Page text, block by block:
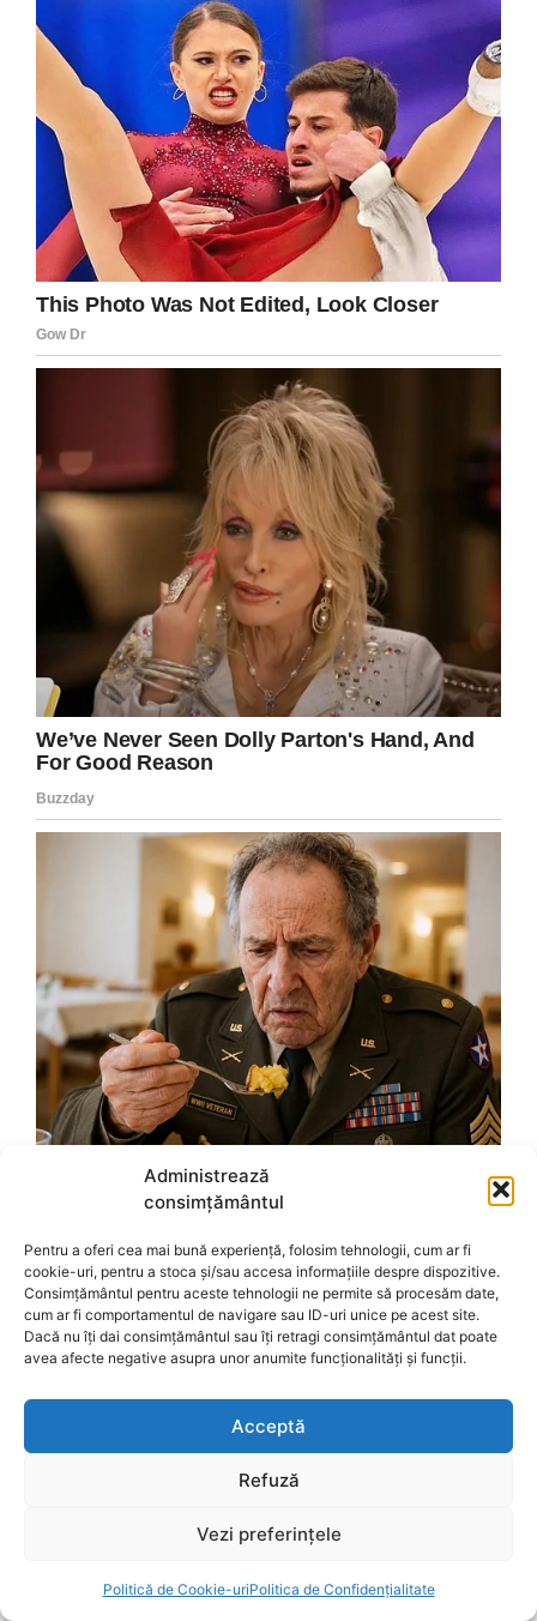
Administrează
consimțământul
Pentru a oferi cea mai bună experiență, folosim tehnologii, cum ar fi
cookie-uri, pentru a stoca și/sau accesa informațiile despre dispozitive.
Consimțământul pentru aceste tehnologii ne permite să procesăm date,
cum ar fi comportamentul de navigare sau ID-uri unice pe acest site.
Dacă nu îți dai consimțământul sau îți retragi consimțământul dat poate
avea afecte negative asupra unor anumite funcționalități și funcții.
Acceptă
Refuză
Vezi preferințele
Politică de Cookie-uriPolitica de Confidențialitate